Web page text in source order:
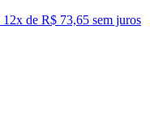
12x de R$ 73,65 sem juros